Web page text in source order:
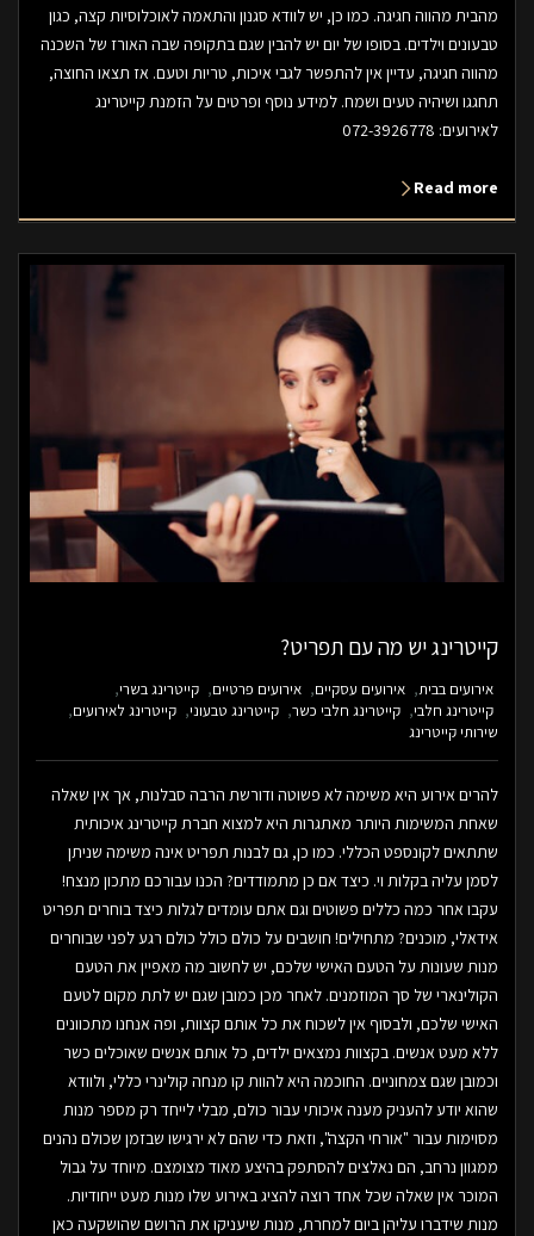
מהבית מהווה חגיגה. כמו כן, יש לוודא סגנון והתאמה לאוכלוסיות קצה, כגון
טבעונים וילדים. בסופו של יום יש להבין שגם בתקופה שבה האורז של השכנה
מהווה חגיגה, עדיין אין להתפשר לגבי איכות, טריות וטעם. אז תצאו החוצה,
תחגגו ושיהיה טעים ושמח. למידע נוסף ופרטים על הזמנת קייטרינג
לאירועים: 072-3926778
Read more
קייטרינג יש מה עם תפריט?
אירועים בבית אירועים עסקיים אירועים פרטיים
קייטרינג בשרי
קייטרינג חלבי
קייטרינג חלבי כשר קייטרינג טבעוני
קייטרינג לאירועים
שירותי קייטרינג
להרים אירוע היא משימה לא פשוטה ודורשת הרבה סבלנות, אך אין שאלה
שאחת המשימות היותר מאתגרות היא למצוא חברת קייטרינג איכותית
שתתאים לקונספט הכללי. כמו כן, גם לבנות תפריט אינה משימה שניתן
לסמן עליה בקלות וי. כיצד אם כן מתמודדים? הכנו עבורכם מתכון מנצח!
עקבו אחר כמה כללים פשוטים וגם אתם עומדים לגלות כיצד בוחרים תפריט
אידאלי, מוכנים? מתחילים! חושבים על כולם כולל כולם רגע לפני שבוחרים
מנות שעונות על הטעם האישי שלכם, יש לחשוב מה מאפיין את הטעם
הקולינארי של סך המוזמנים. לאחר מכן כמובן שגם יש לתת מקום לטעם
האישי שלכם, ולבסוף אין לשכוח את כל אותם קצוות, ופה אנחנו מתכוונים
ללא מעט אנשים. בקצוות נמצאים ילדים, כל אותם אנשים שאוכלים כשר
וכמובן שגם צמחוניים. החוכמה היא להוות קו מנחה קולינרי כללי, ולוודא
שהוא יודע להעניק מענה איכותי עבור כולם, מבלי לייחד רק מספר מנות
מסוימות עבור "אורחי הקצה", וזאת כדי שהם לא ירגישו שבזמן שכולם נהנים
ממגוון נרחב, הם נאלצים להסתפק בהיצע מאוד מצומצם. מיוחד על גבול
המוכר אין שאלה שכל אחד רוצה להציג באירוע שלו מנות מעט ייחודיות.
מנות שידברו עליהן ביום למחרת, מנות שיעניקו את הרושם שהושקעה כאן